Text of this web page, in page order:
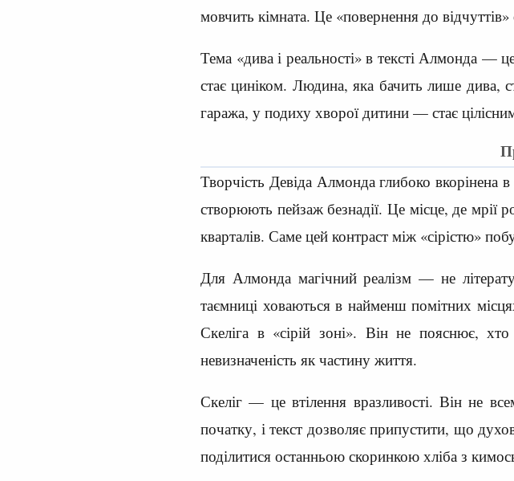
мовчить кімната. Це «повернення до
Тема «дива і реальності» в тексті Алмонда
стає циніком. Людина, яка бачить лише дива,
гаража, у подиху хворої дитини — стає
Творчість Девіда Алмонда глибоко вкорінена в
створюють пейзаж безнадії. Це місце, де мрії
кварталів. Саме цей контраст між «сірістю»
Для Алмонда магічний реалізм — не
таємниці ховаються в найменш помітних
Скеліга в «сірій зоні». Він не пояснює,
невизначеність як частину життя.
Скеліг — це втілення вразливості. Він не
початку, і текст дозволяє припустити, що
поділитися останньою скоринкою хліба з